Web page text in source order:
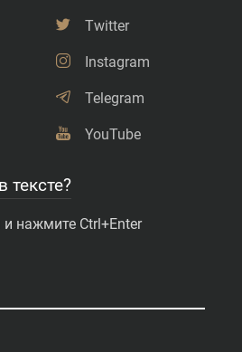
Twitter
Instagram
Telegram
YouTube
тексте?
нажмите Ctrl+Enter